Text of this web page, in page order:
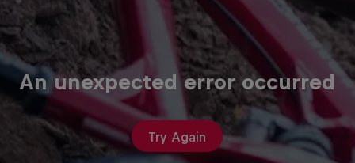
An unexpected error occurred
Try Again